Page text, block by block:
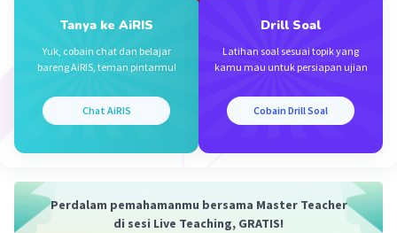
Beri Rating
Tanya ke AiRIS
Yuk, cobain chat dan belajar
bareng AiRIS, teman pintarmu!
Chat AiRIS
Drill Soal
Latihan soal sesuai topik yang
kamu mau untuk persiapan ujian
Cobain Drill Soal
Perdalam pemahamanmu bersama Master Teacher
di sesi Live Teaching, GRATIS!